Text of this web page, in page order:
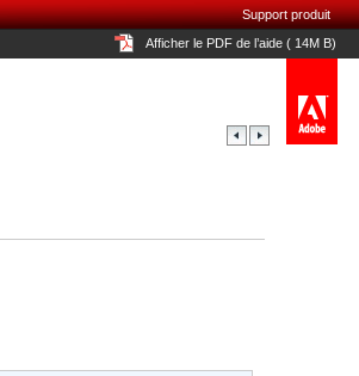
Afficher le PDF de l’aide ( 14M B)
Support produit